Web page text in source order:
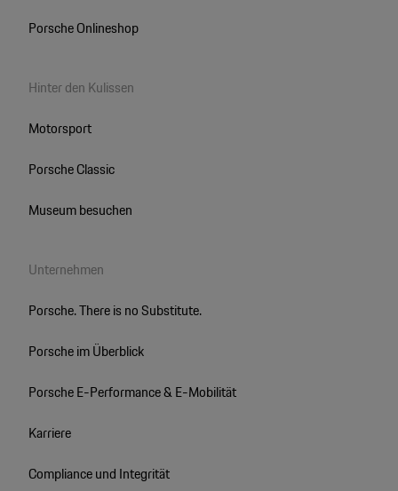
Porsche Onlineshop
Hinter den Kulissen
Motorsport
Porsche Classic
Museum besuchen
Unternehmen
Porsche. There is no Substitute.
Porsche im Überblick
Porsche E-Performance & E-Mobilität
Karriere
Compliance und Integrität